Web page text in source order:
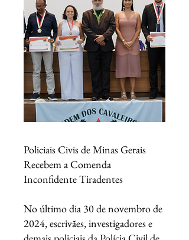
Policiais Civis de Minas Gerais
Recebem a Comenda
Inconfidente Tiradentes
No último dia 30 de novembro de
2024, escrivães, investigadores e